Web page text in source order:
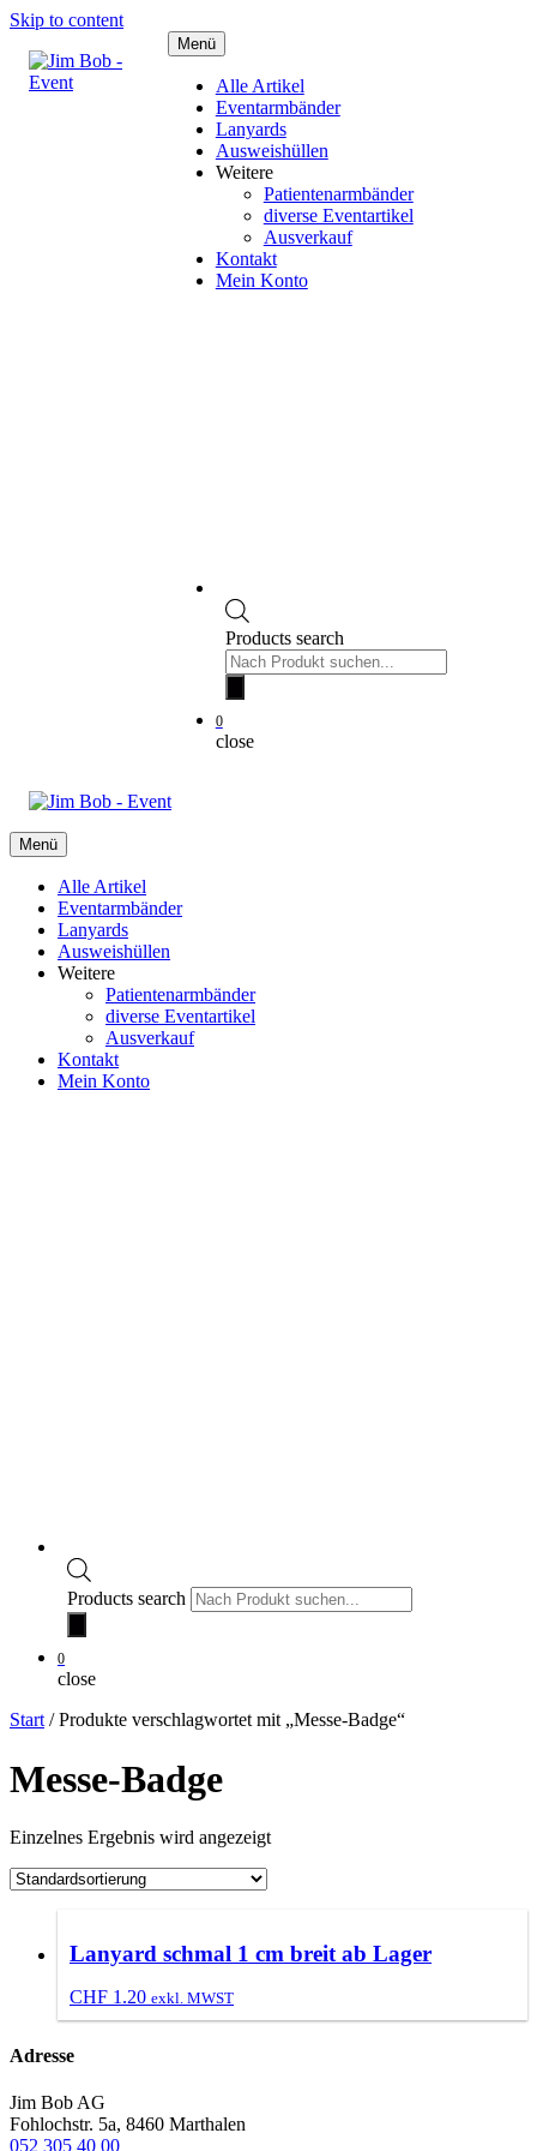
Skip to content
Menü
Alle Artikel
Eventarmbänder
Lanyards
Ausweishüllen
Weitere
Patientenarmbänder
diverse Eventartikel
Ausverkauf
Kontakt
Mein Konto
Products search
0
close
Menü
Alle Artikel
Eventarmbänder
Lanyards
Ausweishüllen
Weitere
Patientenarmbänder
diverse Eventartikel
Ausverkauf
Kontakt
Mein Konto
Products search
0
close
Start / Produkte verschlagwortet mit „Messe-Badge“
Messe-Badge
Einzelnes Ergebnis wird angezeigt
Lanyard schmal 1 cm breit ab Lager
CHF 1.20 exkl. MWST
Adresse
Jim Bob AG
Fohlochstr. 5a, 8460 Marthalen
052 305 40 00